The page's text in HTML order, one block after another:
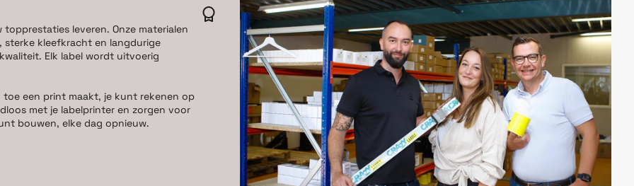
leveren. Onze materialen
sterke kleefkracht en langdurige
Elk label wordt uitvoerig
een print maakt, je kunt rekenen op
met je labelprinter en zorgen voor
bouwen, elke dag opnieuw.